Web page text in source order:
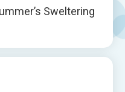
Sweltering